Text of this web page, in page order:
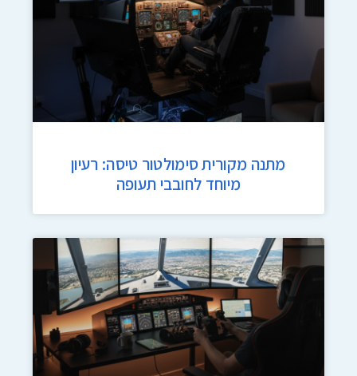
מתנה מקורית סימולטור טיסה: רעיון
מיוחד לחובבי תעופה